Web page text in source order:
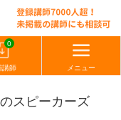
0
講師 メニュー
スピーカーズ